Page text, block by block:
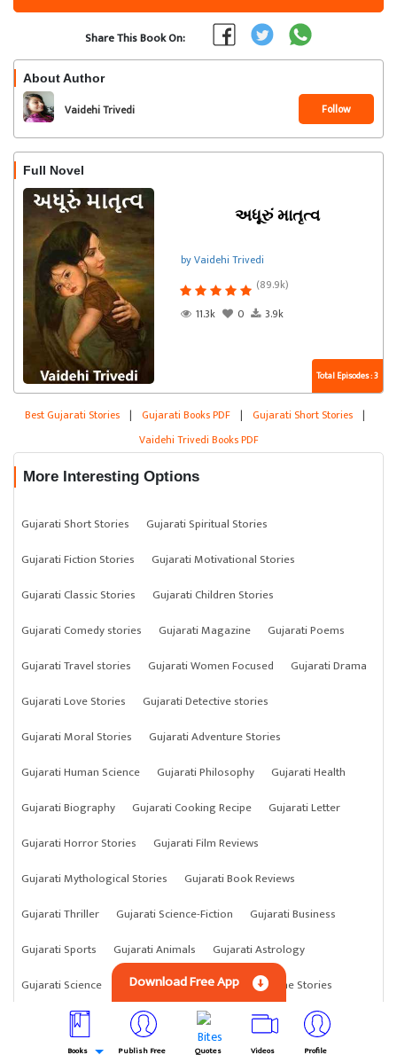
Share This Book On:
About Author
Vaidehi Trivedi Follow
Full Novel
અધૂરું માતૃત્વ
by Vaidehi Trivedi
(89.9k)
11.3k
0 3.9k
Total Episodes : 3
Best Gujarati Stories | Gujarati Books PDF | Gujarati Short Stories |
Vaidehi Trivedi Books PDF
More Interesting Options
Gujarati Short Stories
Gujarati Spiritual Stories
Gujarati Fiction Stories
Gujarati Motivational Stories
Gujarati Classic Stories
Gujarati Children Stories
Gujarati Comedy stories
Gujarati Magazine
Gujarati Poems
Gujarati Travel stories
Gujarati Women Focused
Gujarati Drama
Gujarati Love Stories
Gujarati Detective stories
Gujarati Moral Stories
Gujarati Adventure Stories
Gujarati Human Science
Gujarati Philosophy
Gujarati Health
Gujarati Biography
Gujarati Cooking Recipe
Gujarati Letter
Gujarati Horror Stories
Gujarati Film Reviews
Gujarati Mythological Stories
Gujarati Book Reviews
Gujarati Thriller
Gujarati Science-Fiction
Gujarati Business
Gujarati Sports
Gujarati Animals
Gujarati Astrology
Gujarati Science
Gujarati Anything Gujarati Crime Stories
Download Free App
Books Publish Free Quotes Videos Profile